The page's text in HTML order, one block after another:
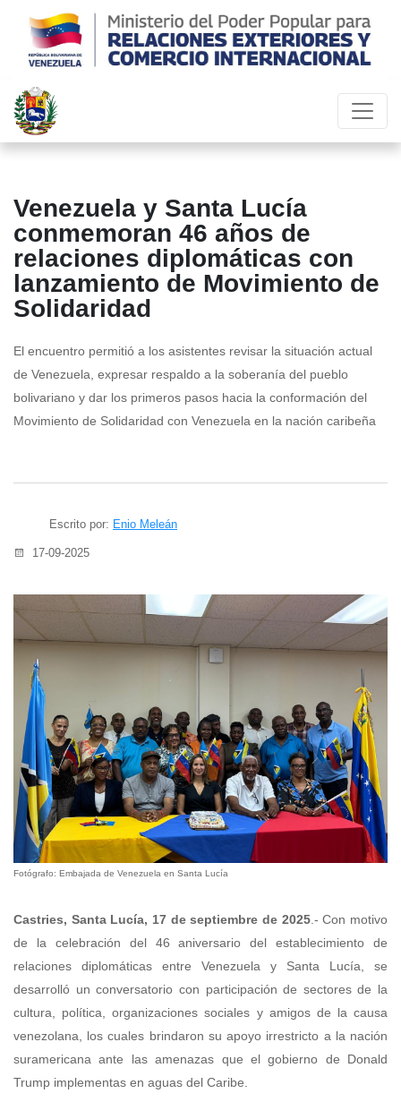
Venezuela y Santa Lucía
conmemoran 46 años de
relaciones diplomáticas con
lanzamiento de Movimiento de
Solidaridad
El encuentro permitió a los asistentes revisar la situación actual
de Venezuela, expresar respaldo a la soberanía del pueblo
bolivariano y dar los primeros pasos hacia la conformación del
Movimiento de Solidaridad con Venezuela en la nación caribeña
Escrito por: Enio Meleán
17-09-2025
Fotógrafo: Embajada de Venezuela en Santa Lucía
Castries, Santa Lucía, 17 de septiembre de 2025.- Con motivo
de la celebración del 46 aniversario del establecimiento de
relaciones diplomáticas entre Venezuela y Santa Lucía, se
desarrolló un conversatorio con participación de sectores de la
cultura, política, organizaciones sociales y amigos de la causa
venezolana, los cuales brindaron su apoyo irrestricto a la nación
suramericana ante las amenazas que el gobierno de Donald
Trump implementas en aguas del Caribe.